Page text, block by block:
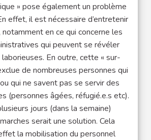
» pose également un problème
effet, il est nécessaire d’entretenir
en ce qui concerne les
qui peuvent se révéler
En outre, cette « sur-
de nombreuses personnes qui
qui ne savent pas se servir des
(personnes âgées, réfugié.e.s etc).
jours (dans la semaine)
serait une solution. Cela
la mobilisation du personnel